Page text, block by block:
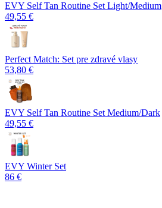
EVY Self Tan Routine Set Light/Medium
49,55 €
Perfect Match: Set pre zdravé vlasy
53,80 €
EVY Self Tan Routine Set Medium/Dark
49,55 €
EVY Winter Set
86 €